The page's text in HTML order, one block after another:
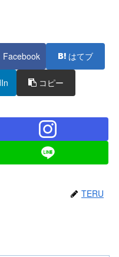
Facebook はてブ
コピー
TERU